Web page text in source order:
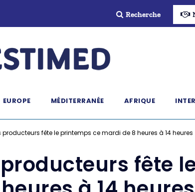
Recherche
EUROPE MÉDITERRANÉE AFRIQUE
producteurs fête le printemps ce mardi de 8 heures à 14 heures
fête